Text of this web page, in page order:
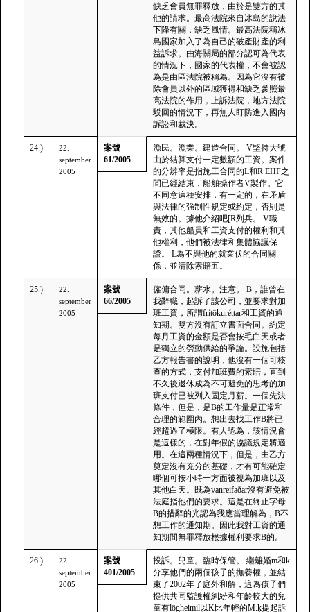
缺乏會員無罪釋放，由於是雙方的其
他的請求。最高法院來自冰島的說法
下降有關，缺乏風情。最高法院稱冰
島國家加入了為自己的破產財產的利
益訴求。由海關局的部分認可為代表
的情況下，國家的代表權，不會被認
為是由區法院被稱為。因為它沒有被
除會員以外的區域獲得和缺乏參照最
高法院的作用，上訴法院，地方法院
駁回的情況下，再無人盯防進入國內
訴訟和裁決。
24.)
22.
september
2005
案號
61/2005
漁民。漁業。建造合同。 V堅持大號
由於結算支付一定數額的工資。案件
的分辨率是指施工合同的L和R EHF之
間已經結束，船舶操作者V製作。它
不同意這種安排，有一定的，在矛盾
與法律的強制性規定或約定，否則是
無效的。據他介紹吧[R列兵。 V職
責，其他船員和工資支付的權利和其
他權利，他們被法律和集體協議保
證。 L為不與他的就業伏的合同關
係，並清除索賠五。
25.)
22.
september
2005
案號
66/2005
僱傭合同。薪水。注意。 B，誰曾在
我辭職，起訴了該公司，並要求對加
班工資，所謂frítökuréttar和工資的通
知期。雙方沒有訂立書面合同。約定
每月工資的金額是否會按毛白天或者
是獨立的勞動供給的爭論。設施包括
乙方報告書的說明，他沒有一個可核
查的方式，支付加班費的索賠，直到
不久後退休成為不可避免的思考的加
班支付已被列入固定月薪。一個先決
條件，但是，是B的工作量是正常和
合理的範圍內。想出去找工作B將已
經超過了極限。有人認為，該情況會
是這樣的，在對年假的協議規定將適
用。在這兩種情況下，但是，由乙方
奠定沒有充分的基礎，才有可能確定
哪個可按小時一方面被視為加班以及
其他白天。既為vanreifaðar沒有避免被
法庭指他們的要求。這是在終止字母
B的措辭的光認為我應當理解為，B不
想工作的通知期。因此我對工資的通
知期間無罪釋放根據權利要求B的。
26.)
22.
september
2005
案號
401/2005
投訴。兒童。臨時保管。 繼離婚m和k
分享他們的兩個孩子的撫養權，並結
束了2002年了庭外和解，這為孩子們
提供共同監護權糾紛和年齡較大的兒
童有lögheimil以K比年輕的M.ķ提起訴